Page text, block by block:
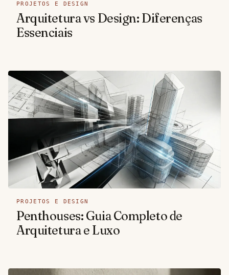
PROJETOS E DESIGN
Arquitetura vs Design: Diferenças
Essenciais
PROJETOS E DESIGN
Penthouses: Guia Completo de
Arquitetura e Luxo